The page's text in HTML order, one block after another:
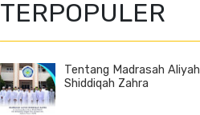
TERPOPULER
Tentang Madrasah Aliyah
Shiddiqah Zahra